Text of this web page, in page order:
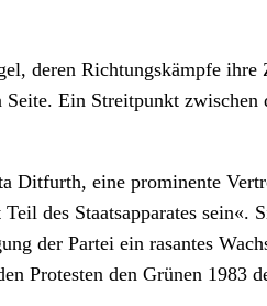
deren Richtungskämpfe
Ein Streitpunkt
Ditfurth, eine prominente
des Staatsapparates
der Partei ein rasantes
Protesten den Grünen 1983